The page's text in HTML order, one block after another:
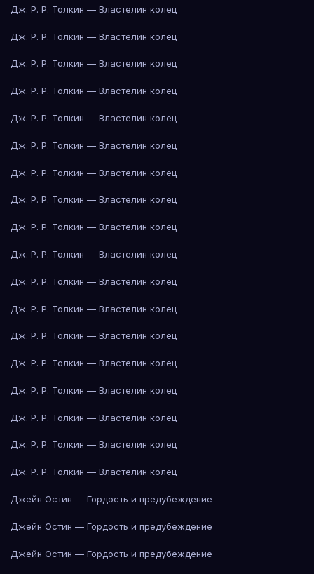
Дж. Р. Р. Толкин — Властелин колец
Дж. Р. Р. Толкин — Властелин колец
Дж. Р. Р. Толкин — Властелин колец
Дж. Р. Р. Толкин — Властелин колец
Дж. Р. Р. Толкин — Властелин колец
Дж. Р. Р. Толкин — Властелин колец
Дж. Р. Р. Толкин — Властелин колец
Дж. Р. Р. Толкин — Властелин колец
Дж. Р. Р. Толкин — Властелин колец
Дж. Р. Р. Толкин — Властелин колец
Дж. Р. Р. Толкин — Властелин колец
Дж. Р. Р. Толкин — Властелин колец
Дж. Р. Р. Толкин — Властелин колец
Дж. Р. Р. Толкин — Властелин колец
Дж. Р. Р. Толкин — Властелин колец
Дж. Р. Р. Толкин — Властелин колец
Дж. Р. Р. Толкин — Властелин колец
Дж. Р. Р. Толкин — Властелин колец
Джейн Остин — Гордость и предубеждение
Джейн Остин — Гордость и предубеждение
Джейн Остин — Гордость и предубеждение